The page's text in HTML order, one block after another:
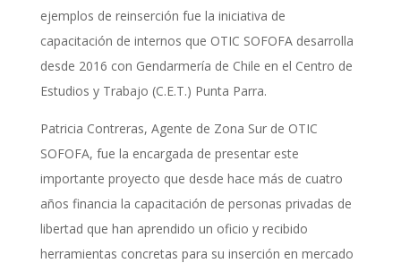
ejemplos de reinserción fue la iniciativa de
capacitación de internos que OTIC SOFOFA desarrolla
desde 2016 con Gendarmería de Chile en el Centro de
Estudios y Trabajo (C.E.T.) Punta Parra.
Patricia Contreras, Agente de Zona Sur de OTIC
SOFOFA, fue la encargada de presentar este
importante proyecto que desde hace más de cuatro
años financia la capacitación de personas privadas de
libertad que han aprendido un oficio y recibido
herramientas concretas para su inserción en mercado